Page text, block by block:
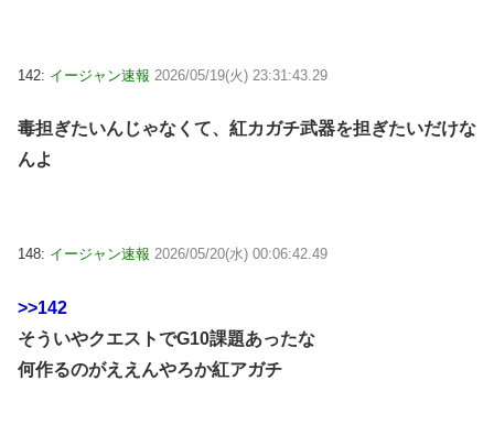
142: イージャン速報 2026/05/19(火) 23:31:43.29
毒担ぎたいんじゃなくて、紅カガチ武器を担ぎたいだけな
んよ
148: イージャン速報 2026/05/20(水) 00:06:42.49
>>142
そういやクエストでG10課題あったな
何作るのがええんやろか紅アガチ